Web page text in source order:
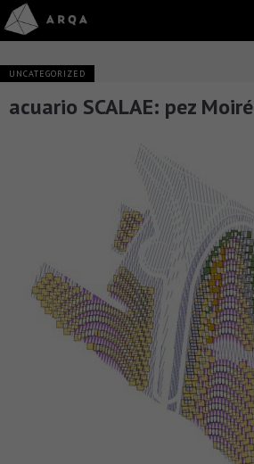
UNCATEGORIZED
acuario SCALAE: pez Moiré